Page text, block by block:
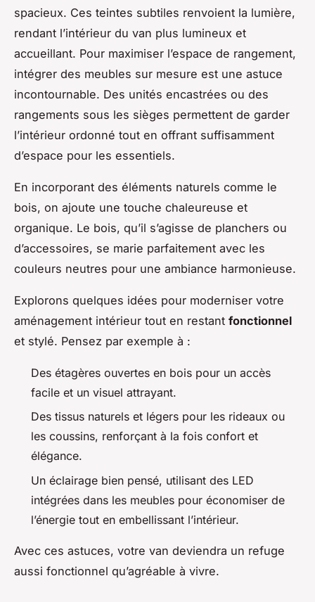
spacieux. Ces teintes subtiles renvoient la lumière,
rendant l’intérieur du van plus lumineux et
accueillant. Pour maximiser l’espace de rangement,
intégrer des meubles sur mesure est une astuce
incontournable. Des unités encastrées ou des
rangements sous les sièges permettent de garder
l’intérieur ordonné tout en offrant suffisamment
d’espace pour les essentiels.
En incorporant des éléments naturels comme le
bois, on ajoute une touche chaleureuse et
organique. Le bois, qu’il s’agisse de planchers ou
d’accessoires, se marie parfaitement avec les
couleurs neutres pour une ambiance harmonieuse.
Explorons quelques idées pour moderniser votre
aménagement intérieur tout en restant fonctionnel
et stylé. Pensez par exemple à :
Des étagères ouvertes en bois pour un accès
facile et un visuel attrayant.
Des tissus naturels et légers pour les rideaux ou
les coussins, renforçant à la fois confort et
élégance.
Un éclairage bien pensé, utilisant des LED
intégrées dans les meubles pour économiser de
l’énergie tout en embellissant l’intérieur.
Avec ces astuces, votre van deviendra un refuge
aussi fonctionnel qu’agréable à vivre.